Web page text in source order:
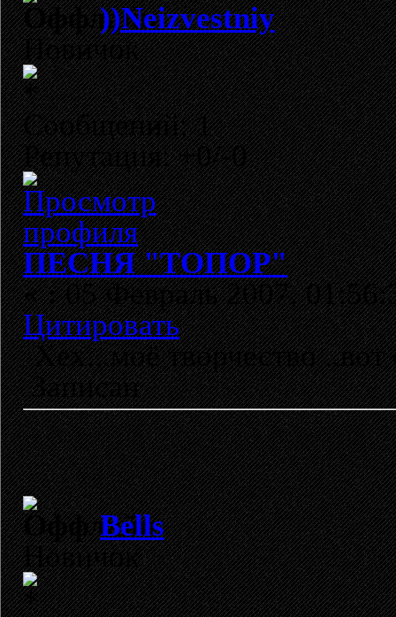
))Neizvestniy
Новичок
Сообщений: 1
Репутация: +0/-0
ПЕСНЯ "ТОПОР"
«:05 Февраль 2007,
Цитировать
Хех...моё творчество
Записан
Bells
Новичок